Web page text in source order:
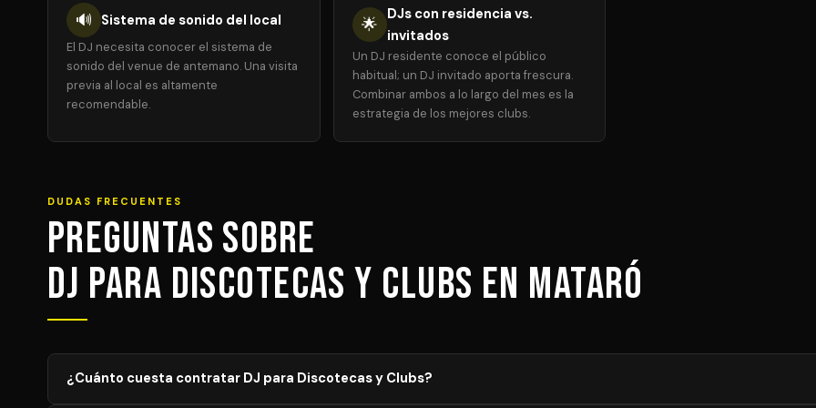
🔊 Sistema de sonido del local
El DJ necesita conocer el sistema de
sonido del venue de antemano. Una visita
previa al local es altamente
recomendable.
🌟
DJs con residencia vs.
invitados
Un DJ residente conoce el público
habitual; un DJ invitado aporta frescura.
Combinar ambos a lo largo del mes es la
estrategia de los mejores clubs.
DUDAS FRECUENTES
Preguntas sobre
DJ para Discotecas y Clubs en Mataró
¿Cuánto cuesta contratar DJ para Discotecas y Clubs?